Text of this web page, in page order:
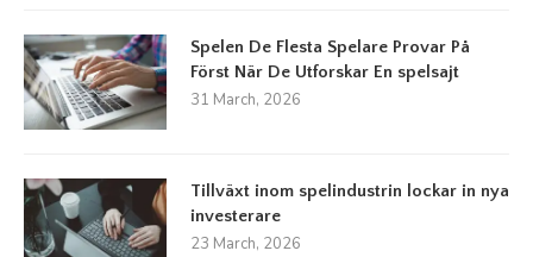
Spelen De Flesta Spelare Provar På
Först När De Utforskar En spelsajt
31 March, 2026
Tillväxt inom spelindustrin lockar in nya
investerare
23 March, 2026